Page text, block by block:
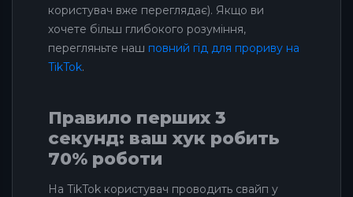
користувач вже переглядає). Якщо ви
хочете більш глибокого розуміння,
перегляньте наш повний гід для прориву на
TikTok.
Правило перших 3
секунд: ваш хук робить
70% роботи
На TikTok користувач проводить свайп у